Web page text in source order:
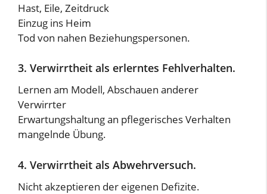
Hast, Eile, Zeitdruck
Einzug ins Heim
Tod von nahen Beziehungspersonen.
3. Verwirrtheit als erlerntes Fehlverhalten.
Lernen am Modell, Abschauen anderer
Verwirrter
Erwartungshaltung an pflegerisches Verhalten
mangelnde Übung.
4. Verwirrtheit als Abwehrversuch.
Nicht akzeptieren der eigenen Defizite.